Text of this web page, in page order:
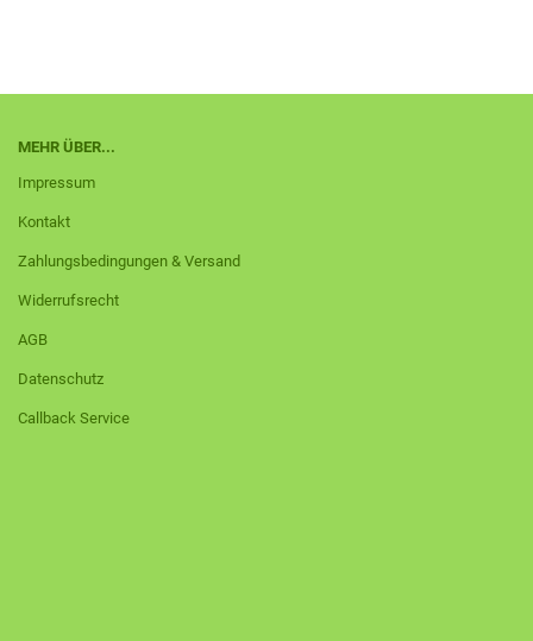
MEHR ÜBER...
Impressum
Kontakt
Zahlungsbedingungen & Versand
Widerrufsrecht
AGB
Datenschutz
Callback Service